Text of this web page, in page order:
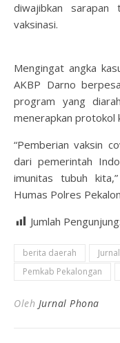
diwajibkan sarapan
vaksinasi.
Mengingat angka
AKBP Darno
program yang
menerapkan protokol
“Pemberian vaksin
dari pemerintah
imunitas tubuh
Humas Polres
Jumlah Pengunjung:
berita daerah
Pemkab Pekalongan
Oleh Jurnal Phona